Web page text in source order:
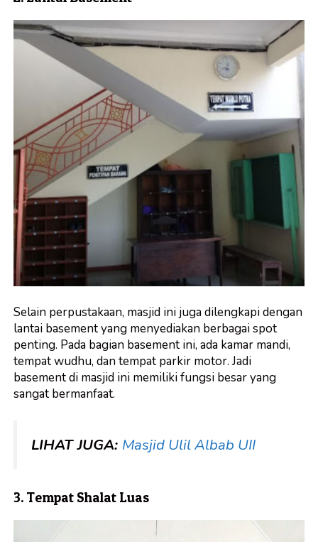
Selain perpustakaan, masjid ini juga dilengkapi dengan
lantai basement yang menyediakan berbagai spot
penting. Pada bagian basement ini, ada kamar mandi,
tempat wudhu, dan tempat parkir motor. Jadi
basement di masjid ini memiliki fungsi besar yang
sangat bermanfaat.
LIHAT JUGA: Masjid Ulil Albab UII
3. Tempat Shalat Luas